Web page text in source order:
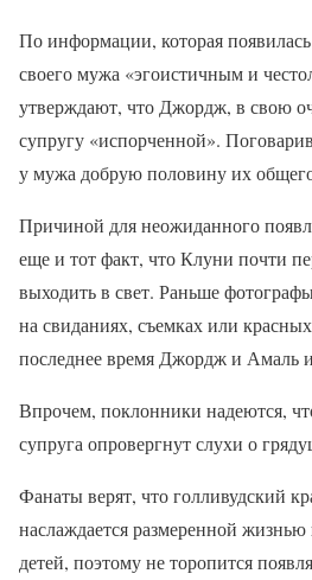
По информации, которая
своего мужа «эгоистичным и
утверждают, что Джордж, в свою
супругу «испорченной».
у мужа добрую половину их
Причиной для неожиданного
еще и тот факт, что Клуни почти
выходить в свет. Раньше
на свиданиях, съемках или
последнее время Джордж и Амаль
Впрочем, поклонники надеются,
супруга опровергнут слухи о
Фанаты верят, что голливудский
наслаждается размеренной
детей, поэтому не торопится